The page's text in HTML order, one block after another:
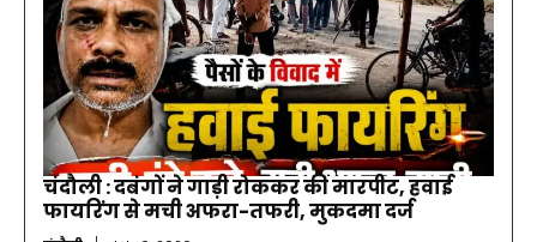
चंदौली : दबंगों ने गाड़ी रोककर की मारपीट, हवाई
फायरिंग से मची अफरा-तफरी, मुकदमा दर्ज